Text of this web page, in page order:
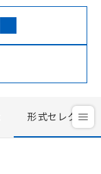
形式セレクタ